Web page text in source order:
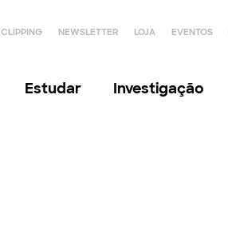
CLIPPING NEWSLETTER LOJA EVENTOS
Estudar Investigação